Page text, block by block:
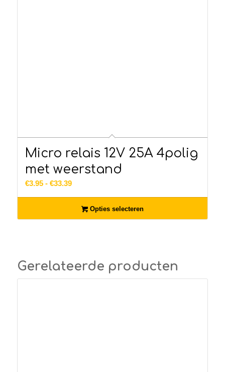
Micro relais 12V 25A 4polig
met weerstand
€3.95 - €33.39Prijsklasse:
€33.39
Opties selecteren
Gerelateerde producten